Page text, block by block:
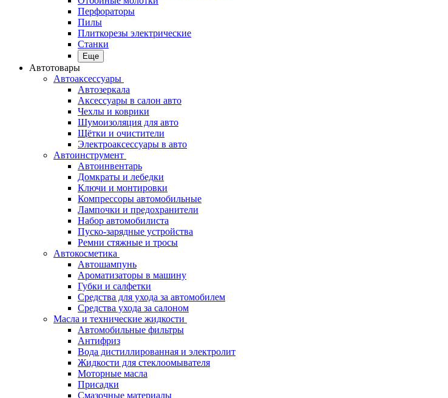
Перфораторы
Пилы
Плиткорезы электрические
Станки
Еще
Автотовары
Автоаксессуары
Автозеркала
Аксессуары в салон авто
Чехлы и коврики
Шумоизоляция для авто
Щётки и очистители
Электроаксессуары в авто
Автоинструмент
Автоинвентарь
Домкраты и лебедки
Ключи и монтировки
Компрессоры автомобильные
Лампочки и предохранители
Набор автомобилиста
Пуско-зарядные устройства
Ремни стяжные и тросы
Автокосметика
Автошампунь
Ароматизаторы в машину
Губки и салфетки
Средства для ухода за автомобилем
Средства ухода за салоном
Масла и технические жидкости
Автомобильные фильтры
Антифриз
Вода дистиллированная и электролит
Жидкости для стеклоомывателя
Моторные масла
Присадки
Смазочные материалы